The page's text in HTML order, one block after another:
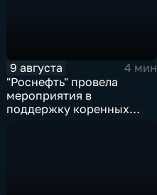
9 августа
4 мин
"Роснефть" провела
мероприятия в
поддержку коренных